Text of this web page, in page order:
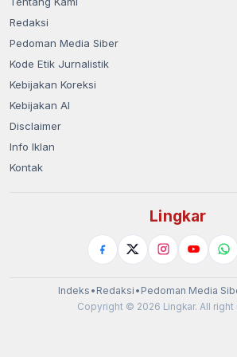
Redaksi
Pedoman Media Siber
Kode Etik Jurnalistik
Kebijakan Koreksi
Kebijakan AI
Disclaimer
Info Iklan
Kontak
Lingkar
Indeks • Redaksi • Pedoman Media
Copyright © 2026 Lingkar. All